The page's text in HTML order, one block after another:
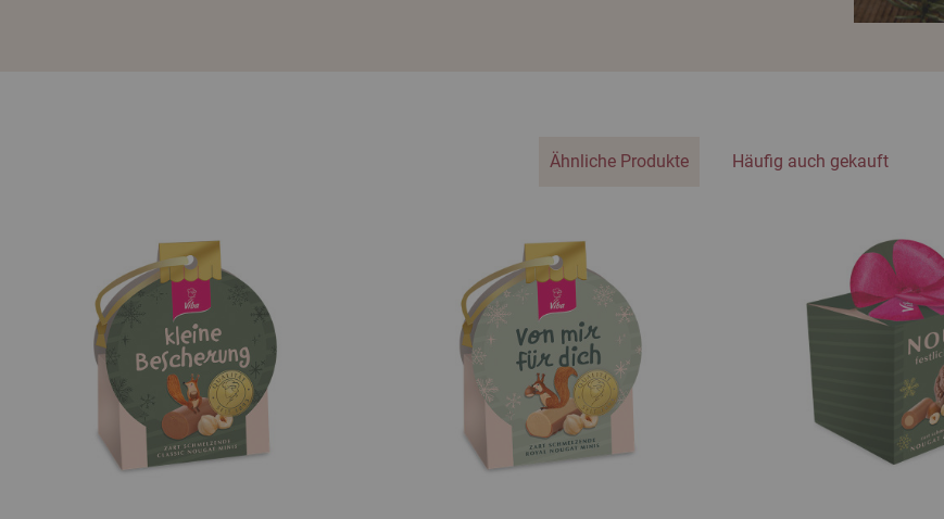
Ähnliche Produkte Häufig auch gekauft